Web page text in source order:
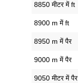
8850 मीटर में ft
8900 m में ft
8950 m में पैर
9000 m में पैर
9050 मीटर में पैर